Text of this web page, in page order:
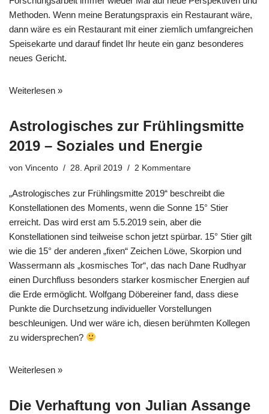
Methoden. Wenn meine Beratungspraxis ein Restaurant wäre,
dann wäre es ein Restaurant mit einer ziemlich umfangreichen
Speisekarte und darauf findet Ihr heute ein ganz besonderes
neues Gericht.
Weiterlesen »
Astrologisches zur Frühlingsmitte
2019 – Soziales und Energie
von Vincento 28. April 2019 2 Kommentare
„Astrologisches zur Frühlingsmitte 2019“ beschreibt die
Konstellationen des Moments, wenn die Sonne 15° Stier
erreicht. Das wird erst am 5.5.2019 sein, aber die
Konstellationen sind teilweise schon jetzt spürbar. 15° Stier gilt
wie die 15° der anderen „fixen“ Zeichen Löwe, Skorpion und
Wassermann als „kosmisches Tor“, das nach Dane Rudhyar
einen Durchfluss besonders starker kosmischer Energien auf
die Erde ermöglicht. Wolfgang Döbereiner fand, dass diese
Punkte die Durchsetzung individueller Vorstellungen
beschleunigen. Und wer wäre ich, diesen berühmten Kollegen
zu widersprechen?
Weiterlesen »
Die Verhaftung von Julian Assange